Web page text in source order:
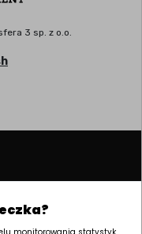
3 sp. z o.o.